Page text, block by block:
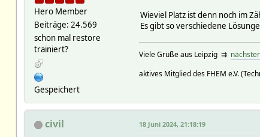
Hero Member
Beiträge: 24.569
schon mal restore
trainiert?
Gespeichert
Wieviel Platz ist denn noch im
Es gibt so verschiedene
Viele Grüße aus Leipzig ⇉
aktives Mitglied des FHEM e.V.
civil 18 Juni 2024, 21:18:19